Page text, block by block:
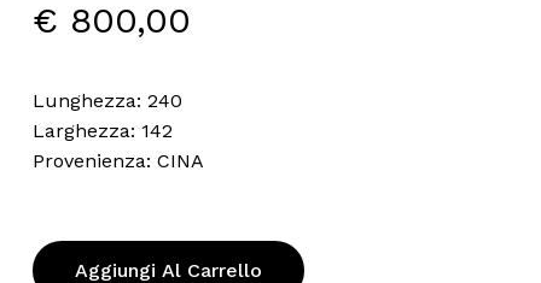
€ 800,00
Lunghezza: 240
Larghezza: 142
Provenienza: CINA
Aggiungi Al Carrello